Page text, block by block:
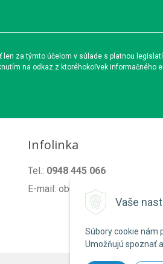
Vaše
Súbory cookie nám
Umožňujú spoznať
za týmto účelom v súlade s platnou
na odkaz z ktoréhokoľvek informačného
Infolinka
Tel.: 0948 445 066
E-mail: